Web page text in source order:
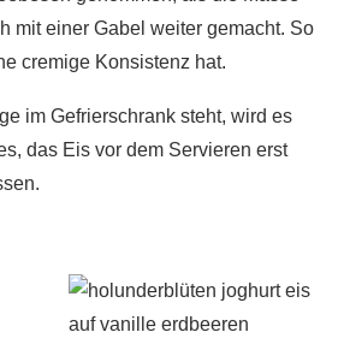
mit einer Gabel weiter gemacht. So
cremige Konsistenz hat.
im Gefrierschrank steht, wird es
das Eis vor dem Servieren erst